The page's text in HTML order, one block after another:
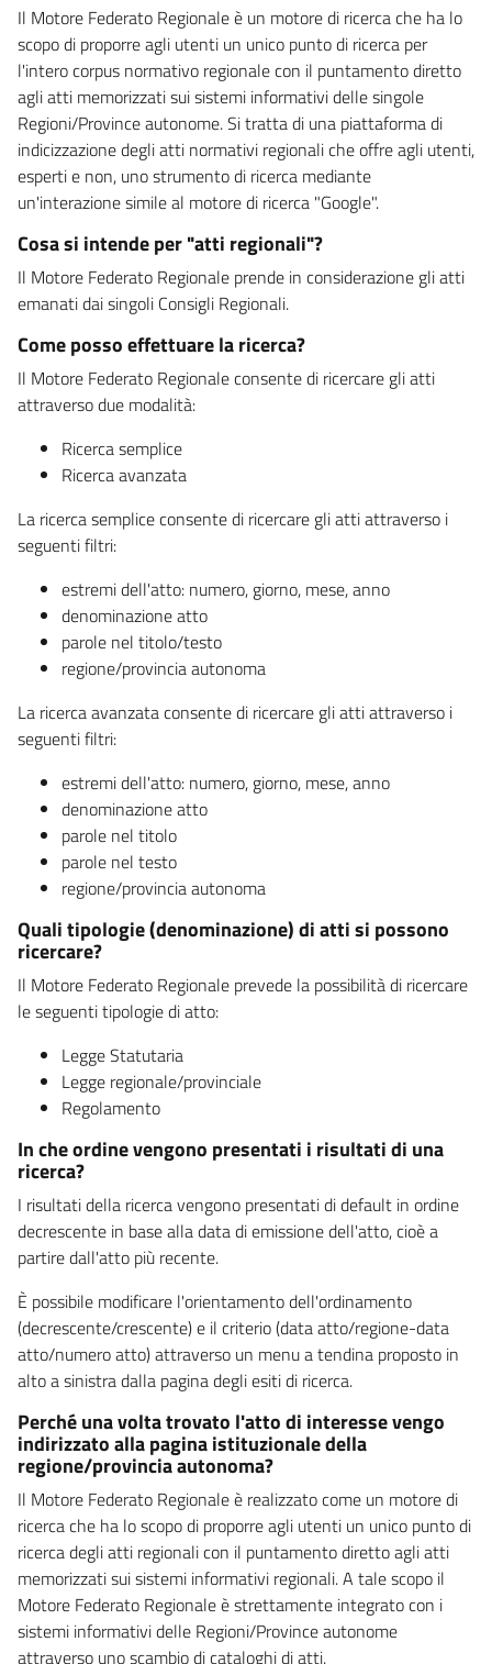
Il Motore Federato Regionale è un motore di ricerca che ha lo
scopo di proporre agli utenti un unico punto di ricerca per
l'intero corpus normativo regionale con il puntamento diretto
agli atti memorizzati sui sistemi informativi delle singole
Regioni/Province autonome. Si tratta di una piattaforma di
indicizzazione degli atti normativi regionali che offre agli utenti,
esperti e non, uno strumento di ricerca mediante
un'interazione simile al motore di ricerca "Google".
Cosa si intende per "atti regionali"?
Il Motore Federato Regionale prende in considerazione gli atti
emanati dai singoli Consigli Regionali.
Come posso effettuare la ricerca?
Il Motore Federato Regionale consente di ricercare gli atti
attraverso due modalità:
Ricerca semplice
Ricerca avanzata
La ricerca semplice consente di ricercare gli atti attraverso i
seguenti filtri:
estremi dell'atto: numero, giorno, mese, anno
denominazione atto
parole nel titolo/testo
regione/provincia autonoma
La ricerca avanzata consente di ricercare gli atti attraverso i
seguenti filtri:
estremi dell'atto: numero, giorno, mese, anno
denominazione atto
parole nel titolo
parole nel testo
regione/provincia autonoma
Quali tipologie (denominazione) di atti si possono
ricercare?
Il Motore Federato Regionale prevede la possibilità di ricercare
le seguenti tipologie di atto:
Legge Statutaria
Legge regionale/provinciale
Regolamento
In che ordine vengono presentati i risultati di una
ricerca?
I risultati della ricerca vengono presentati di default in ordine
decrescente in base alla data di emissione dell'atto, cioè a
partire dall'atto più recente.
È possibile modificare l'orientamento dell'ordinamento
(decrescente/crescente) e il criterio (data atto/regione-data
atto/numero atto) attraverso un menu a tendina proposto in
alto a sinistra dalla pagina degli esiti di ricerca.
Perché una volta trovato l'atto di interesse vengo
indirizzato alla pagina istituzionale della
regione/provincia autonoma?
Il Motore Federato Regionale è realizzato come un motore di
ricerca che ha lo scopo di proporre agli utenti un unico punto di
ricerca degli atti regionali con il puntamento diretto agli atti
memorizzati sui sistemi informativi regionali. A tale scopo il
Motore Federato Regionale è strettamente integrato con i
sistemi informativi delle Regioni/Province autonome
attraverso uno scambio di cataloghi di atti.